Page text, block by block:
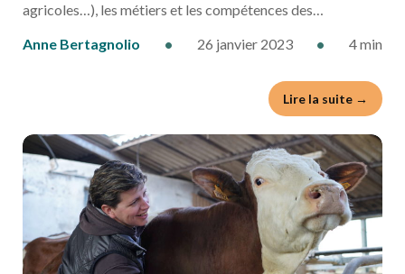
agricoles…), les métiers et les compétences des…
Anne Bertagnolio
• 26 janvier 2023 • 4 min
Lire la suite →